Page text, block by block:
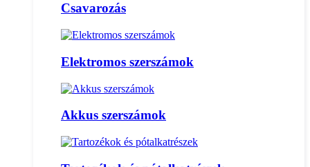
Csavarozás
Elektromos szerszámok
Akkus szerszámok